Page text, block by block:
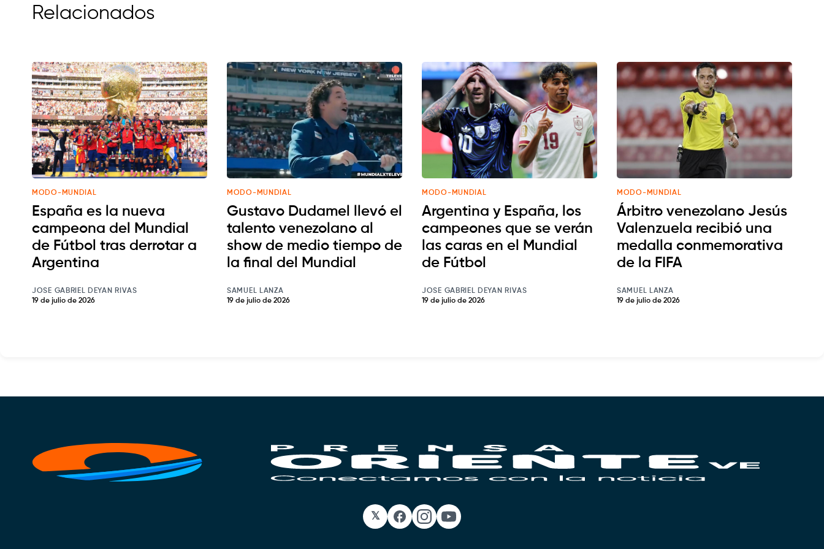
Relacionados
MODO-MUNDIAL
España es la nueva
campeona del Mundial
de Fútbol tras derrotar a
Argentina
JOSE GABRIEL DEYAN RIVAS
19 de julio de 2026
MODO-MUNDIAL
Gustavo Dudamel llevó el
talento venezolano al
show de medio tiempo de
la final del Mundial
SAMUEL LANZA
19 de julio de 2026
MODO-MUNDIAL
Argentina y España, los
campeones que se verán
las caras en el Mundial
de Fútbol
JOSE GABRIEL DEYAN RIVAS
19 de julio de 2026
MODO-MUNDIAL
Árbitro venezolano Jesús
Valenzuela recibió una
medalla conmemorativa
de la FIFA
SAMUEL LANZA
19 de julio de 2026
𝕏 Facebook
Instagram
YouTube